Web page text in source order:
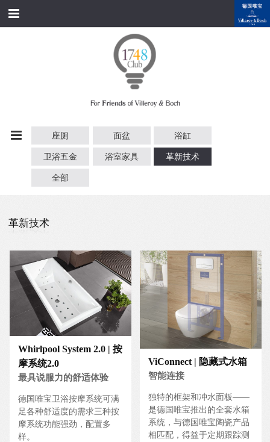
首页
经典产品
资料下载
附近展厅
座厕 面盆 浴缸
卫浴五金 浴室家具 革新技术
全部
革新技术
Whirlpool System 2.0 | 按
摩系统2.0
最具说服力的舒适体验
德国唯宝卫浴按摩系统可满
足各种舒适度的需求三种按
摩系统功能强劲，配置多
样。
ViConnect | 隐藏式水箱
智能连接
独特的框架和冲水面板——
是德国唯宝推出的全套水箱
系统，与德国唯宝陶瓷产品
相匹配，得益于定期跟踪测